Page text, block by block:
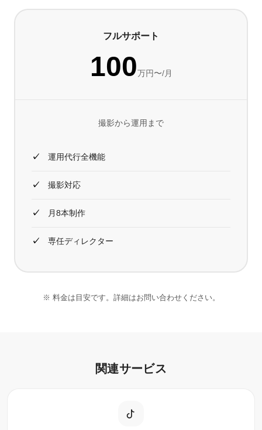
フルサポート
100万円〜/月
撮影から運用まで
運用代行全機能
撮影対応
月8本制作
専任ディレクター
※ 料金は目安です。詳細はお問い合わせください。
関連サービス